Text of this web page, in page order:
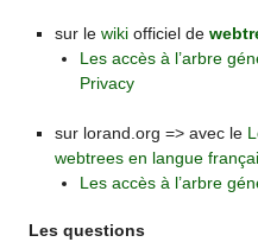
sur le wikiofficiel de
Les accès à l’arbre
Privacy
sur lorand.org => avec le
webtrees en langue
Les accès à l’arbre
Les questions